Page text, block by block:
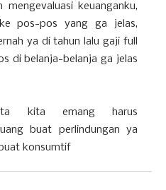
mengevaluasi keuanganku,
pos-pos yang ga jelas,
ya di tahun lalu gaji full
di belanja-belanja ga jelas
kita emang harus
buat perlindungan ya
konsumtif